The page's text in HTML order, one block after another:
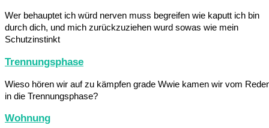
Wer behauptet ich würd nerven muss begreifen wie kaputt ich bin
durch dich, und mich zurückzuziehen wurd sowas wie mein
Schutzinstinkt
Trennungsphase
Wieso hören wir auf zu kämpfen grade Wwie kamen wir vom
in die Trennungsphase?
Wohnung